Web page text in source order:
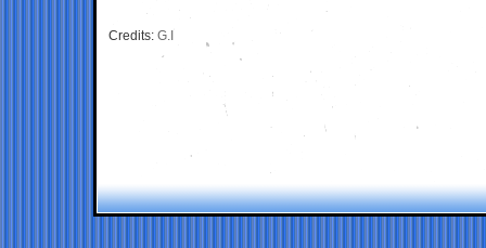
Credits: G.I